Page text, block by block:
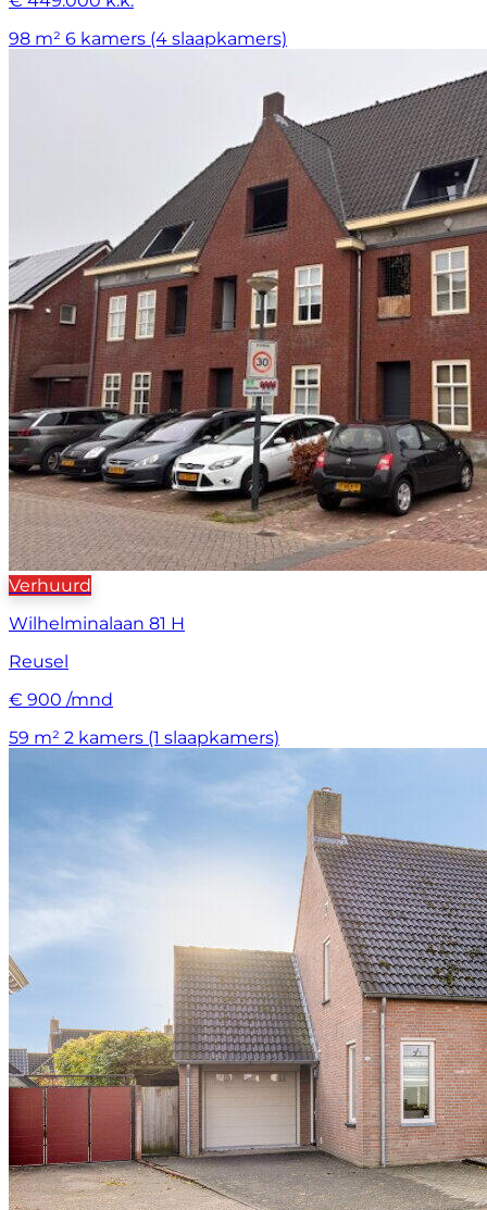
98 m² 6 kamers (4 slaapkamers)
Verhuurd
Wilhelminalaan 81 H
Reusel
€ 900 /mnd
59 m² 2 kamers (1 slaapkamers)